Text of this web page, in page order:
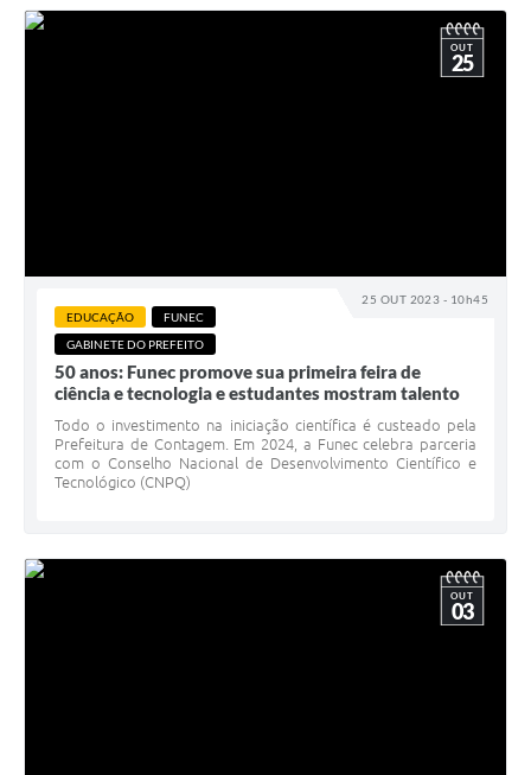
25 OUT 2023 - 10h45
OUT
25
EDUCAÇÃO
FUNEC
GABINETE DO PREFEITO
50 anos: Funec promove sua primeira feira de
ciência e tecnologia e estudantes mostram talento
Todo o investimento na iniciação científica é custeado pela
Prefeitura de Contagem. Em 2024, a Funec celebra parceria
com o Conselho Nacional de Desenvolvimento Científico e
Tecnológico (CNPQ)
OUT
03